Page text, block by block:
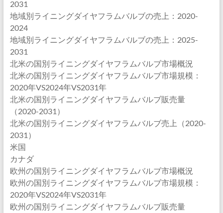
2031
地域別ライニングダイヤフラムバルブの売上：2020-
2024
地域別ライニングダイヤフラムバルブの売上：2025-
2031
北米の国別ライニングダイヤフラムバルブ市場概況
北米の国別ライニングダイヤフラムバルブ市場規模：
2020年VS2024年VS2031年
北米の国別ライニングダイヤフラムバルブ販売量
（2020-2031）
北米の国別ライニングダイヤフラムバルブ売上（2020-
2031）
米国
カナダ
欧州の国別ライニングダイヤフラムバルブ市場概況
欧州の国別ライニングダイヤフラムバルブ市場規模：
2020年VS2024年VS2031年
欧州の国別ライニングダイヤフラムバルブ販売量